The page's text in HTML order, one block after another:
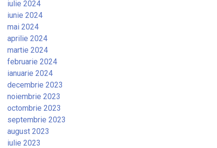
iulie 2024
iunie 2024
mai 2024
aprilie 2024
martie 2024
februarie 2024
ianuarie 2024
decembrie 2023
noiembrie 2023
octombrie 2023
septembrie 2023
august 2023
iulie 2023